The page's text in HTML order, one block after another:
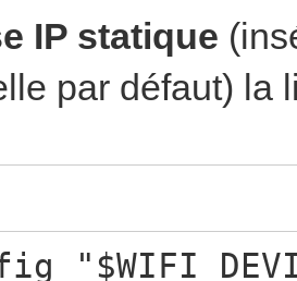
IP statique
par défaut) la